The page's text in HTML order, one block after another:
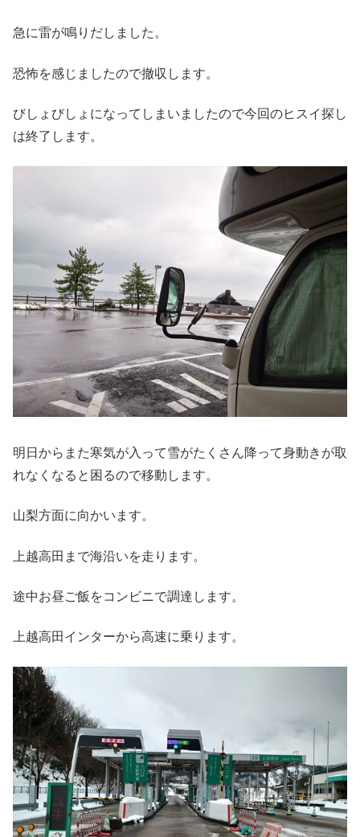
急に雷が鳴りだしました。
恐怖を感じましたので撤収します。
びしょびしょになってしまいましたので今回のヒスイ探し
は終了します。
明日からまた寒気が入って雪がたくさん降って身動きが取
れなくなると困るので移動します。
山梨方面に向かいます。
上越高田まで海沿いを走ります。
途中お昼ご飯をコンビニで調達します。
上越高田インターから高速に乗ります。